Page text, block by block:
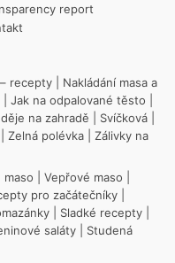
report
recepty
Nakládání masa a
Jak na odpalované těsto
na zahradě Svíčková
Zelná polévka
Zálivky na
maso Vepřové maso
pro začátečníky
Sladké recepty
saláty
Studená